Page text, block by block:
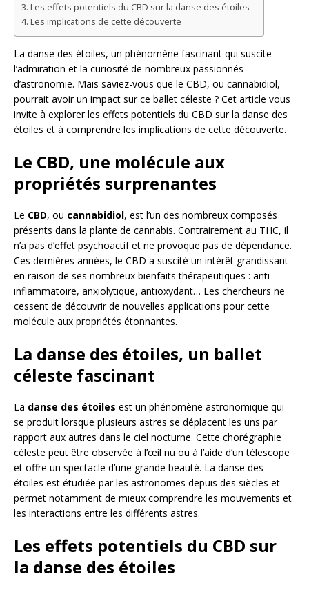
Les effets potentiels du CBD sur la danse des étoiles
Les implications de cette découverte
La danse des étoiles, un phénomène fascinant qui suscite
l’admiration et la curiosité de nombreux passionnés
d’astronomie. Mais saviez-vous que le CBD, ou cannabidiol,
pourrait avoir un impact sur ce ballet céleste ? Cet article vous
invite à explorer les effets potentiels du CBD sur la danse des
étoiles et à comprendre les implications de cette découverte.
Le CBD, une molécule aux
propriétés surprenantes
Le CBD, ou cannabidiol, est l’un des nombreux composés
présents dans la plante de cannabis. Contrairement au THC, il
n’a pas d’effet psychoactif et ne provoque pas de dépendance.
Ces dernières années, le CBD a suscité un intérêt grandissant
en raison de ses nombreux bienfaits thérapeutiques : anti-
inflammatoire, anxiolytique, antioxydant… Les chercheurs ne
cessent de découvrir de nouvelles applications pour cette
molécule aux propriétés étonnantes.
La danse des étoiles, un ballet
céleste fascinant
La danse des étoiles est un phénomène astronomique qui
se produit lorsque plusieurs astres se déplacent les uns par
rapport aux autres dans le ciel nocturne. Cette chorégraphie
céleste peut être observée à l’œil nu ou à l’aide d’un télescope
et offre un spectacle d’une grande beauté. La danse des
étoiles est étudiée par les astronomes depuis des siècles et
permet notamment de mieux comprendre les mouvements et
les interactions entre les différents astres.
Les effets potentiels du CBD sur
la danse des étoiles